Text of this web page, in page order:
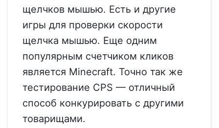
щелчков мышью. Есть и другие
игры для проверки скорости
щелчка мышью. Еще одним
популярным счетчиком кликов
является Minecraft. Точно так же
тестирование CPS — отличный
способ конкурировать с другими
товарищами.